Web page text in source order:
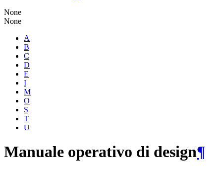
None
None
A
B
C
D
E
I
M
O
S
T
U
Manuale operativo di design¶